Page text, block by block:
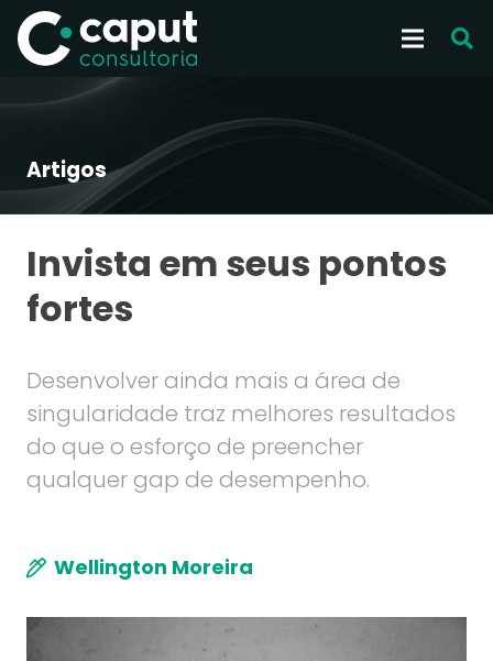
Artigos
Invista em seus pontos
fortes
Desenvolver ainda mais a área de
singularidade traz melhores resultados
do que o esforço de preencher
qualquer gap de desempenho.
Wellington Moreira